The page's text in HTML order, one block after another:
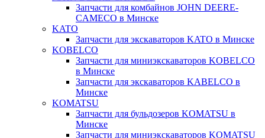
Запчасти для комбайнов JOHN DEERE-
CAMECO в Минске
KATO
Запчасти для экскаваторов KATO в Минске
KOBELCO
Запчасти для миниэкскаваторов KOBELCO
в Минске
Запчасти для экскаваторов KABELCO в
Минске
KOMATSU
Запчасти для бульдозеров KOMATSU в
Минске
Запчасти для миниэкскаваторов KOMATSU